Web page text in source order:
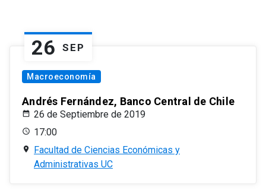
26 SEP
Macroeconomía
Andrés Fernández, Banco Central de Chile
26 de Septiembre de 2019
17:00
Facultad de Ciencias Económicas y
Administrativas UC